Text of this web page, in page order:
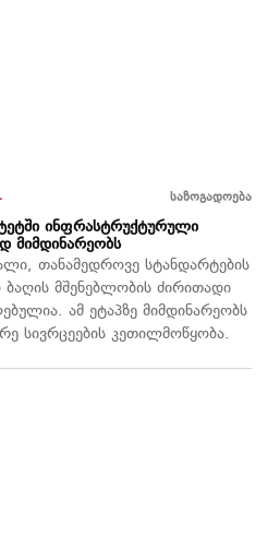
საზოგადოება
ინფრასტრუქტურული
მიმდინარეობს
თანამედროვე სტანდარტების
ბაღის მშენებლობის ძირითადი
ამ ეტაპზე მიმდინარეობს
სივრცეების კეთილმოწყობა.